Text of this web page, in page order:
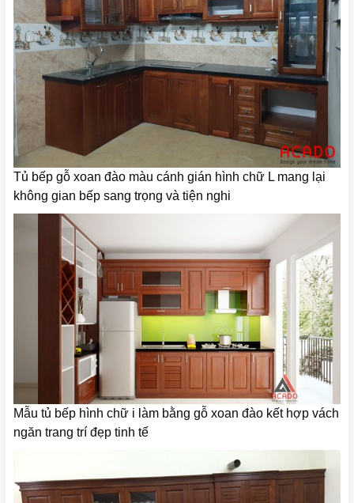
Tủ bếp gỗ xoan đào màu cánh gián hình chữ L mang lại
không gian bếp sang trọng và tiện nghi
Mẫu tủ bếp hình chữ i làm bằng gỗ xoan đào kết hợp vách
ngăn trang trí đẹp tinh tế